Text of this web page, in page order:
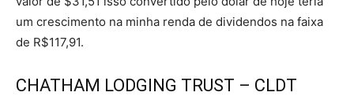
um crescimento na minha renda de dividendos na faixa
de R$117,91.
CHATHAM LODGING TRUST – CLDT